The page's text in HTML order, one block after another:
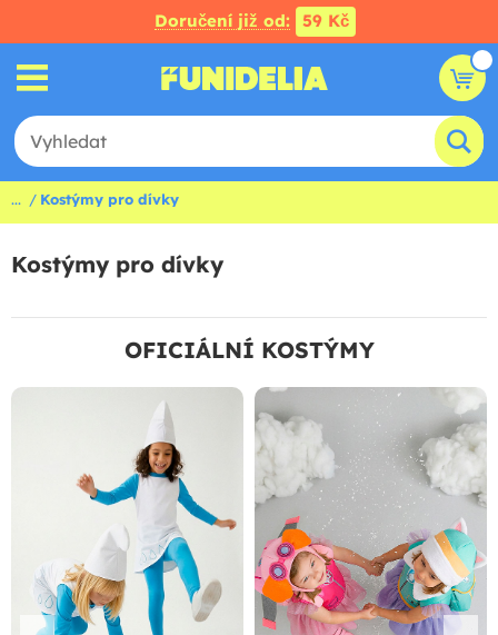
Doručení již od: 59 Kč
... Kostýmy pro dívky
Kostýmy pro dívky
OFICIÁLNÍ KOSTÝMY